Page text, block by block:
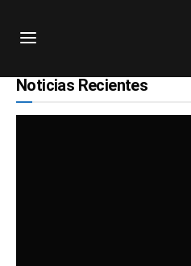
Noticias Recientes